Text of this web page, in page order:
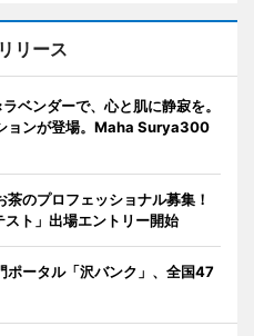
リース
ベンダーで、心と肌に静寂を。
ョンが登場。Maha Surya300
のプロフェッショナル募集！
スト」出場エントリー開始
ポータル「沢バンク」、全国47